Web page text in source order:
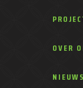
OVER
NIEUWS